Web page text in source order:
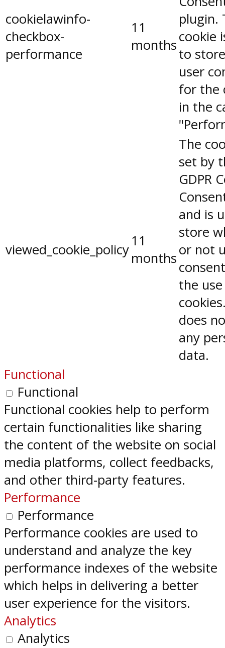
cookielawinfo-
checkbox-
performance
11
months
plugin.
cookie
to
user
for the
in the
viewed_cookie_policy
11
months
The
set by
GDPR
and is
store
or not
the
does
any
data.
Functional
Functional
Functional cookies help to perform
certain functionalities like sharing
the content of the website on social
media platforms, collect feedbacks,
and other third-party features.
Performance
Performance
Performance cookies are used to
understand and analyze the key
performance indexes of the website
which helps in delivering a better
user experience for the visitors.
Analytics
Analytics